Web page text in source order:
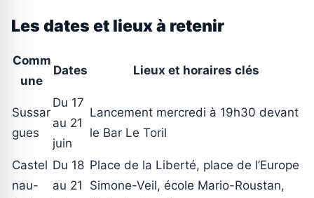
Les dates et lieux à retenir
Comm
une
Dates Lieux et horaires clés
Sussar
gues
Du 17
au 21
juin
Lancement mercredi à 19h30 devant
le Bar Le Toril
Castel
nau-
Du 18
au 21
Place de la Liberté, place de l’Europe
Simone-Veil, école Mario-Roustan,